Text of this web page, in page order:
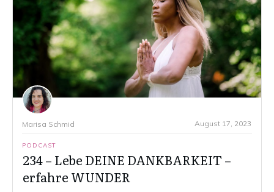
Marisa Schmid August 17, 2023
PODCAST
234 – Lebe DEINE DANKBARKEIT –
erfahre WUNDER